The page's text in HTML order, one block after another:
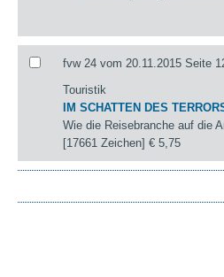
fvw 24 vom 20.11.2015 Seite
Touristik
IM SCHATTEN DES
Wie die Reisebranche auf die
[17661 Zeichen]€ 5,75